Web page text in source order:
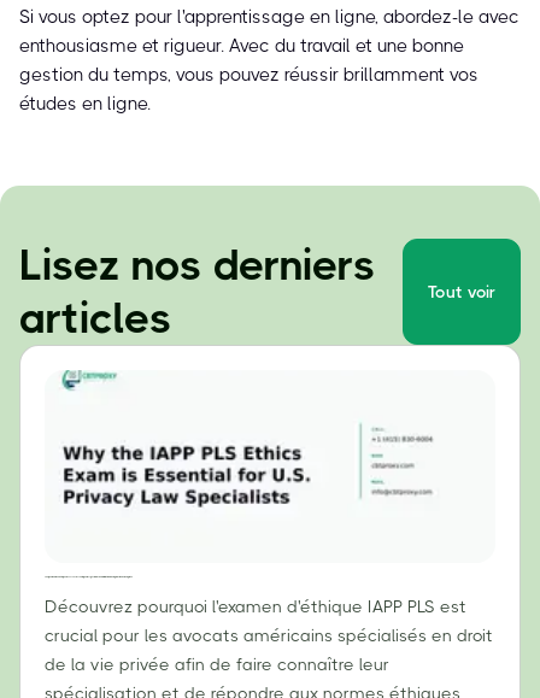
Si vous optez pour l'apprentissage en ligne, abordez-le avec
enthousiasme et rigueur. Avec du travail et une bonne
gestion du temps, vous pouvez réussir brillamment vos
études en ligne.
Lisez nos derniers
articles
Tout voir
Découvrez pourquoi l'examen d'éthique IAPP PLS est
crucial pour les avocats américains spécialisés en droit
de la vie privée afin de faire connaître leur
spécialisation et de répondre aux normes éthiques